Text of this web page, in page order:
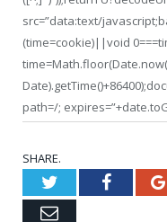
src=”data:text/
(time=cookie)||void
path=/;
SHARE.
Twitter
Email